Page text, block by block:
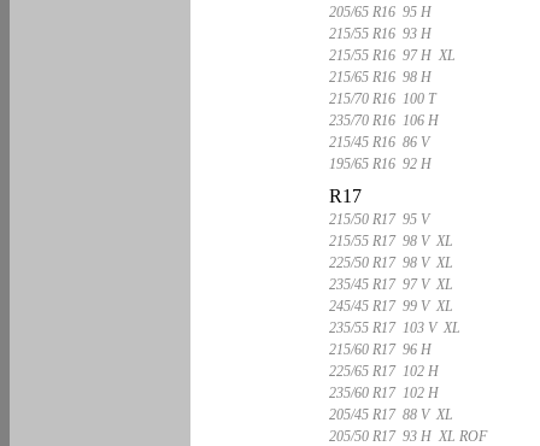
205/65 R16 95 H
215/55 R16 93 H
215/55 R16 97 H XL
215/65 R16 98 H
215/70 R16 100 T
235/70 R16 106 H
215/45 R16 86 V
195/65 R16 92 H
R17
215/50 R17 95 V
215/55 R17 98 V XL
225/50 R17 98 V XL
235/45 R17 97 V XL
245/45 R17 99 V XL
235/55 R17 103 V XL
215/60 R17 96 H
225/65 R17 102 H
235/60 R17 102 H
205/45 R17 88 V XL
205/50 R17 93 H XL ROF